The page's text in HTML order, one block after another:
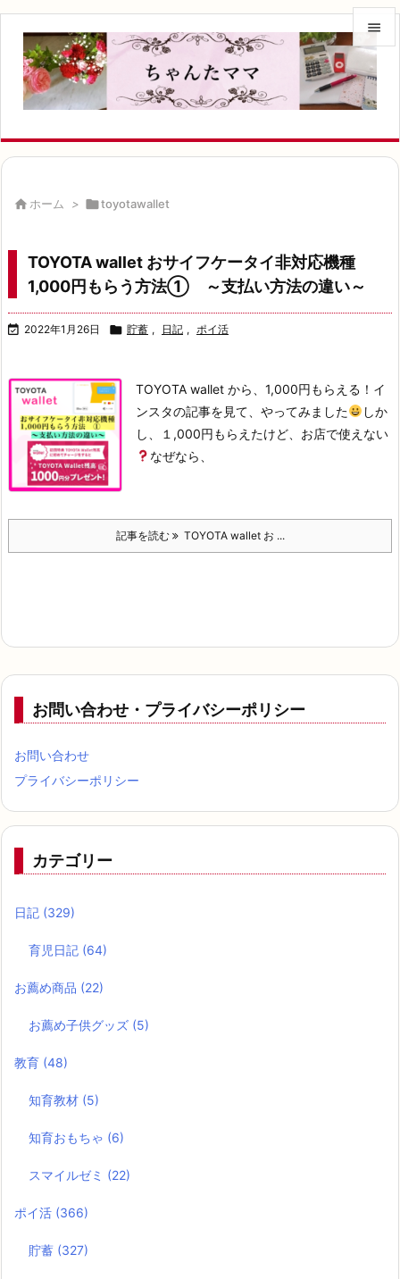


メニュ


 ホーム > toyotawallet
TOYOTA wallet おサイフケータイ非対応機種
1,000円もらう方法① ～支払い方法の違い～
 2022年1月26日  貯蓄 , 日記 , ポイ活
TOYOTA wallet から、1,000円もらえる！ イ
ンスタの記事を見て、やってみました
しか
し、１,000円もらえたけど、 お店で使えない
なぜなら、
記事を読む TOYOTA wallet お ...
お問い合わせ・プライバシーポリシー
お問い合わせ
プライバシーポリシー
カテゴリー
日記 (329)
育児日記 (64)
お薦め商品 (22)
お薦め子供グッズ (5)
教育 (48)
知育教材 (5)
知育おもちゃ (6)
スマイルゼミ (22)
ポイ活 (366)
貯蓄 (327)